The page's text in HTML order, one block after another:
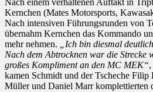
Nach einem verhaltenen Auftakt in
Kernchen (Mates Motorsports,
Nach intensiven Führungsrunden von
übernahm Kernchen das Kommando
mehr nehmen.
„Ich bin diesmal
Nach dem Abtrocknen war die Strecke
großes Kompliment an den MC MEK“
kamen Schmidt und der Tscheche
Müller und Daniel Marr komplettierten